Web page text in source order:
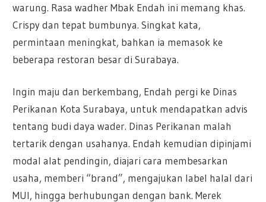
warung. Rasa wadher Mbak Endah ini memang khas.
Crispy dan tepat bumbunya. Singkat kata,
permintaan meningkat, bahkan ia memasok ke
beberapa restoran besar di Surabaya.
Ingin maju dan berkembang, Endah pergi ke Dinas
Perikanan Kota Surabaya, untuk mendapatkan advis
tentang budi daya wader. Dinas Perikanan malah
tertarik dengan usahanya. Endah kemudian dipinjami
modal alat pendingin, diajari cara membesarkan
usaha, memberi “brand”, mengajukan label halal dari
MUI, hingga berhubungan dengan bank. Merek